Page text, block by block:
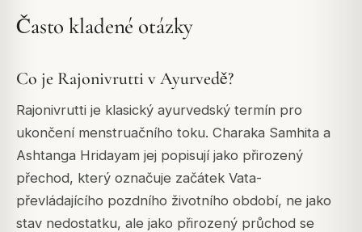
Často kladené otázky
Co je Rajonivrutti v Ayurvedě?
Rajonivrutti je klasický ayurvedský termín pro
ukončení menstruačního toku. Charaka Samhita a
Ashtanga Hridayam jej popisují jako přirozený
přechod, který označuje začátek Vata-
převládajícího pozdního životního období, ne jako
stav nedostatku, ale jako přirozený průchod se